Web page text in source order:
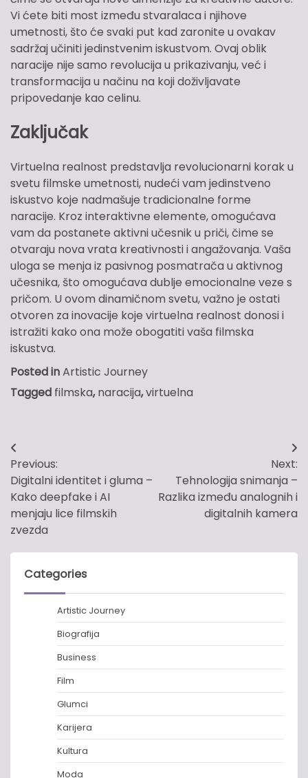
Vi ćete biti most između stvaralaca i njihove
umetnosti, što će svaki put kad zaronite u ovakav
sadržaj učiniti jedinstvenim iskustvom. Ovaj oblik
naracije nije samo revolucija u prikazivanju, već i
transformacija u načinu na koji doživljavate
pripovedanje kao celinu.
Zaključak
Virtuelna realnost predstavlja revolucionarni korak u
svetu filmske umetnosti, nudeći vam jedinstveno
iskustvo koje nadmašuje tradicionalne forme
naracije. Kroz interaktivne elemente, omogućava
vam da postanete aktivni učesnik u priči, čime se
otvaraju nova vrata kreativnosti i angažovanja. Vaša
uloga se menja iz pasivnog posmatrača u aktivnog
učesnika, što omogućava dublje emocionalne veze s
pričom. U ovom dinamičnom svetu, važno je ostati
otvoren za inovacije koje virtuelna realnost donosi i
istražiti kako ona može obogatiti vaša filmska
iskustva.
Posted inArtistic Journey
Tagged filmska,naracija,virtuelna
Post
navigation
Previous:
Digitalni identitet i gluma –
Kako deepfake i AI
menjaju lice filmskih
zvezda
Next:
Tehnologija snimanja –
Razlika između analognih i
digitalnih kamera
Categories
Artistic Journey
Biografija
Business
Film
Glumci
Karijera
Kultura
Moda